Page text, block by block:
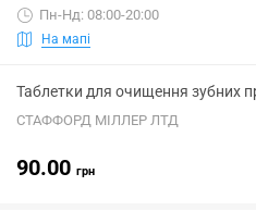
Пн-Нд: 08:00-20:00
На мапі
Таблетки для очищення зубних
СТАФФОРД МІЛЛЕР ЛТД
90.00 грн